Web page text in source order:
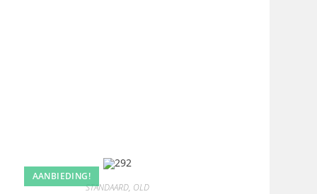
AANBIEDING!
STANDAARD, OLD